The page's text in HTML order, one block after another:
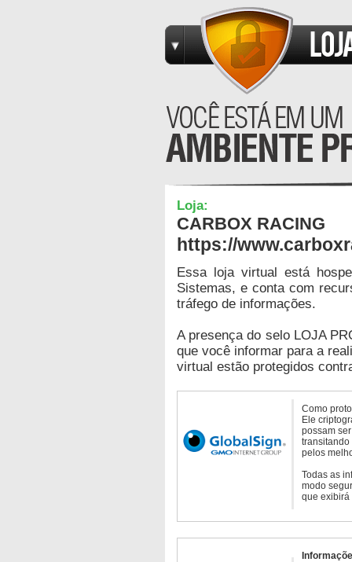
Loja:
CARBOX RACING
https://
Essa loja virtual está
Sistemas, e conta com
tráfego de informações.
A presença do selo LOJA
que você informar para a
virtual estão protegidos
Como
Ele
possam
transitando
pelos
Todas as
modo
que exibirá